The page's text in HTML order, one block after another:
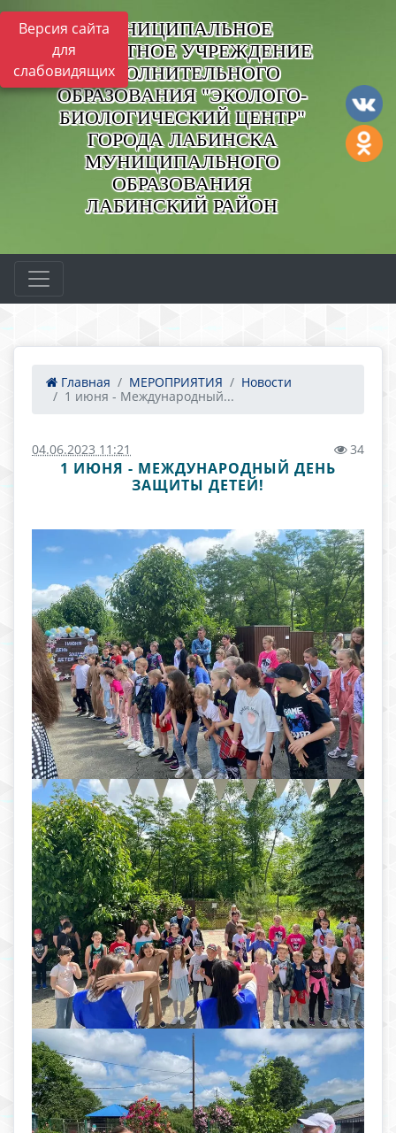
Версия сайта
для
слабовидящих
МУНИЦИПАЛЬНОЕ
БЮДЖЕТНОЕ УЧРЕЖДЕНИЕ
ДОПОЛНИТЕЛЬНОГО
ОБРАЗОВАНИЯ "ЭКОЛОГО-
БИОЛОГИЧЕСКИЙ ЦЕНТР"
ГОРОДА ЛАБИНСКА
МУНИЦИПАЛЬНОГО
ОБРАЗОВАНИЯ
ЛАБИНСКИЙ РАЙОН
Главная МЕРОПРИЯТИЯ
Новости
1 июня - Международный...
04.06.2023 11:21 34
1 ИЮНЯ - МЕЖДУНАРОДНЫЙ ДЕНЬ
ЗАЩИТЫ ДЕТЕЙ!